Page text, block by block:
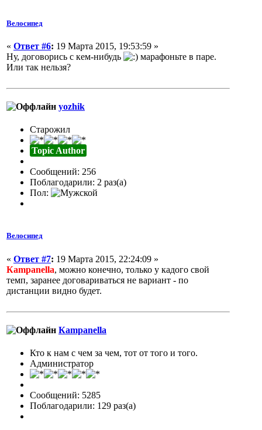
Велосипед
« Ответ #6: 19 Марта 2015, 19:53:59 »
Ну, договорись с кем-нибудь
марафоньте в паре.
Или так нельзя?
yozhik
Старожил
Topic Author
Сообщений: 256
Поблагодарили: 2 раз(а)
Пол:
Велосипед
« Ответ #7: 19 Марта 2015, 22:24:09 »
Кampanella, можно конечно, только у кадого свой
темп, заранее договариваться не вариант - по
дистанции видно будет.
Кampanella
Кто к нам с чем за чем, тот от того и того.
Администратор
Сообщений: 5285
Поблагодарили: 129 раз(а)